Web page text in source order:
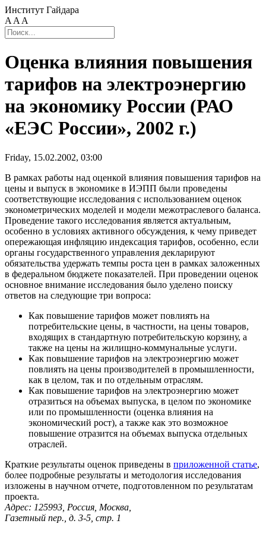
Институт Гайдара
A A A
Оценка влияния повышения
тарифов на электроэнергию
на экономику России (РАО
«ЕЭС России», 2002 г.)
Friday, 15.02.2002, 03:00
В рамках работы над оценкой влияния повышения тарифов на
цены и выпуск в экономике в ИЭПП были проведены
соответствующие исследования с использованием оценок
эконометрических моделей и модели межотраслевого баланса.
Проведение такого исследования является актуальным,
особенно в условиях активного обсуждения, к чему приведет
опережающая инфляцию индексация тарифов, особенно, если
органы государственного управления декларируют
обязательства удержать темпы роста цен в рамках заложенных
в федеральном бюджете показателей. При проведении оценок
основное внимание исследования было уделено поиску
ответов на следующие три вопроса:
Как повышение тарифов может повлиять на
потребительские цены, в частности, на цены товаров,
входящих в стандартную потребительскую корзину, а
также на цены на жилищно-коммунальные услуги.
Как повышение тарифов на электроэнергию может
повлиять на цены производителей в промышленности,
как в целом, так и по отдельным отраслям.
Как повышение тарифов на электроэнергию может
отразиться на объемах выпуска, в целом по экономике
или по промышленности (оценка влияния на
экономический рост), а также как это возможное
повышение отразится на объемах выпуска отдельных
отраслей.
Краткие результаты оценок приведены в приложенной статье,
более подробные результаты и методология исследования
изложены в научном отчете, подготовленном по результатам
проекта.
Адрес: 125993, Россия, Москва,
Газетный пер., д. 3-5, стр. 1